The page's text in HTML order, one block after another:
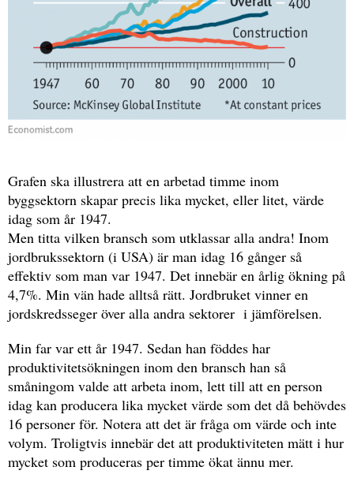
Grafen ska illustrera att en arbetad timme inom
byggsektorn skapar precis lika mycket, eller litet, värde
idag som år 1947.
Men titta vilken bransch som utklassar alla andra! Inom
jordbrukssektorn (i USA) är man idag 16 gånger så
effektiv som man var 1947. Det innebär en årlig ökning på
4,7%. Min vän hade alltså rätt. Jordbruket vinner en
jordskredsseger över alla andra sektorer i jämförelsen.
Min far var ett år 1947. Sedan han föddes har
produktivitetsökningen inom den bransch han så
småningom valde att arbeta inom, lett till att en person
idag kan producera lika mycket värde som det då behövdes
16 personer för. Notera att det är fråga om värde och inte
volym. Troligtvis innebär det att produktiviteten mätt i hur
mycket som produceras per timme ökat ännu mer.